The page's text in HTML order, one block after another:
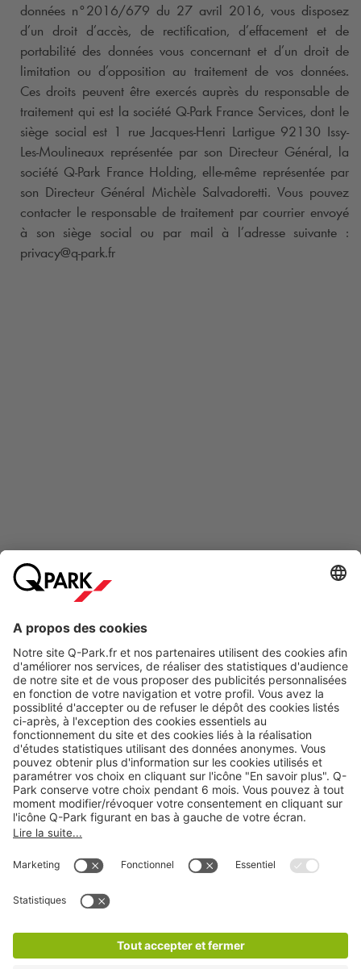
données n°2016/679 du 27 avril 2016, vous disposez
d’un droit d’accès, de rectification, d’effacement et de
portabilité des données vous concernant et d’un droit de
limitation ou d’opposition au traitement de vos données.
Ces droits peuvent être exercés auprès du responsable de
traitement qui est la société Q-ParkFrance Services, dont le
siège social est 1 rue Jacques-Henri Lartigue 92130 Issy-
Les-Moulineaux représentée par son Directeur Général, la
société Q-Park France Holding, elle-même représentée par
son Directeur Général Michèle Salvadoretti. Vous pouvez
contacter le responsable de traitement par courrier envoyé
à son siège social ou par mail à l’adresse suivante :
privacy@q-park.fr
Modes de paiement en ligne
A propos